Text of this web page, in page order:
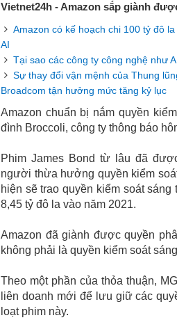
Vietnet24h - Amazon sắp giành
Amazon có kế hoạch chi 100 tỷ đô
AI
Tại sao các công ty công nghệ như
Sự thay đổi vận mệnh của Thung
Broadcom tận hưởng mức tăng kỷ lục
Amazon chuẩn bị nắm quyền
đình Broccoli, công ty thông báo
Phim James Bond từ lâu đã
người thừa hưởng quyền kiểm
hiện sẽ trao quyền kiểm soát
8,45 tỷ đô la vào năm 2021.
Amazon đã giành được quyền
không phải là quyền kiểm soát
Theo một phần của thỏa thuận,
liên doanh mới để lưu giữ các
loạt phim này.